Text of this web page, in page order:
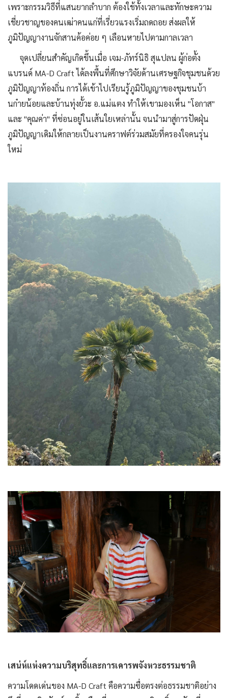
เพราะกรรมวิธีที่แสนยากลำบาก ต้องใช้ทั้งเวลาและทักษะความ
เชี่ยวชาญของคนเฒ่าคนแก่ที่เรี่ยวแรงเริ่มถดถอย ส่งผลให้
ภูมิปัญญางานจักสานค้อค่อย ๆ เลือนหายไปตามกาลเวลา
จุดเปลี่ยนสำคัญเกิดขึ้นเมื่อ เจม-ภัทร์นิธิ สุแปลน ผู้ก่อตั้ง
แบรนด์ MA-D Craft ได้ลงพื้นที่ศึกษาวิจัยด้านเศรษฐกิจชุมชนด้วย
ภูมิปัญญาท้องถิ่น การได้เข้าไปเรียนรู้ภูมิปัญญาของชุมชนบ้า
นก๋ายน้อยและบ้านทุ่งยั้วะ อ.แม่แตง ทำให้เขามองเห็น "โอกาส"
และ "คุณค่า" ที่ซ่อนอยู่ในเส้นใยเหล่านั้น จนนำมาสู่การปัดฝุ่น
ภูมิปัญญาเดิมให้กลายเป็นงานคราฟต์ร่วมสมัยที่ครองใจคนรุ่น
ใหม่
เสน่ห์แห่งความบริสุทธิ์และการเคารพจังหวะธรรมชาติ
ความโดดเด่นของ MA-D Craft คือความซื่อตรงต่อธรรมชาติอย่าง